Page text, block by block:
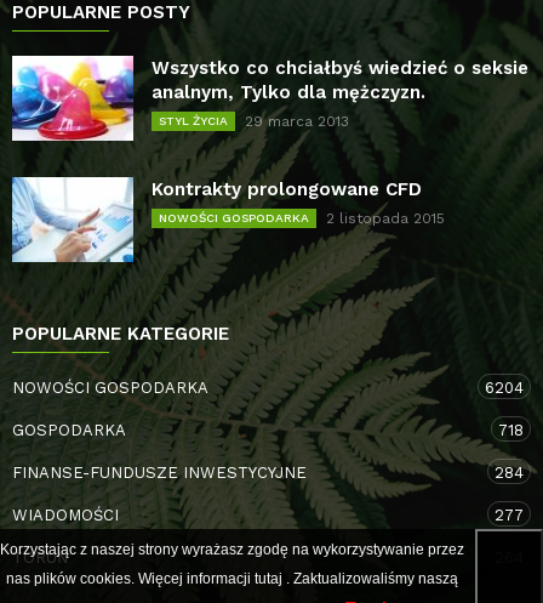
POPULARNE POSTY
Wszystko co chciałbyś wiedzieć o seksie
analnym, Tylko dla mężczyzn.
STYL ŻYCIA 29 marca 2013
Kontrakty prolongowane CFD
NOWOŚCI GOSPODARKA 2 listopada 2015
POPULARNE KATEGORIE
NOWOŚCI GOSPODARKA 6204
GOSPODARKA 718
FINANSE-FUNDUSZE INWESTYCYJNE 284
WIADOMOŚCI 277
TORUŃ
Korzystając z naszej strony wyrażasz zgodę na wykorzystywanie przez
nas plików cookies. Więcej informacji tutaj . Zaktualizowaliśmy naszą